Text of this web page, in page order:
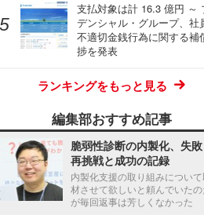
支払対象は計 16.3 億円 ～
デンシャル・グループ、社
不適切金銭行為に関する補
捗を発表
ランキングをもっと見る
編集部おすすめ記事
脆弱性診断の内製化、失敗
再挑戦と成功の記録
内製化支援の取り組みについて
材させて欲しいと頼んでいた
が毎回返事は芳しくなかった